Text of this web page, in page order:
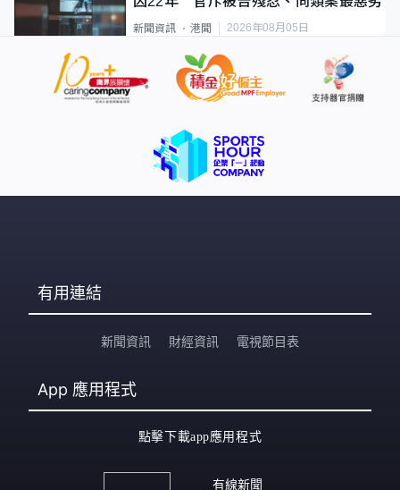
新聞資訊 港聞 2026年08月05日
有用連結
新聞資訊 財經資訊 電視節目表
App 應用程式
點擊下載app應用程式
有線新聞